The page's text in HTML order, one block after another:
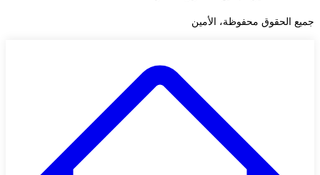
جميع الحقوق محفوظة، الأمين